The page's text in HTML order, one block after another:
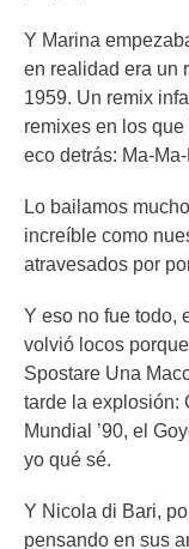
Y Marina
en realidad era un
1959. Un remix
remixes en los
eco detrás: Ma-
Lo bailamos
increíble como
atravesados por
Y eso no fue todo,
volvió locos
Spostare Una
tarde la explosión:
Mundial ’90, el
yo qué sé.
Y Nicola di Bari,
pensando en sus